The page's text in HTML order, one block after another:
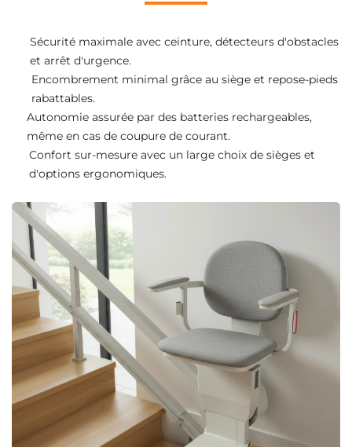
Sécurité maximale avec ceinture, détecteurs d'obstacles
et arrêt d'urgence.
Encombrement minimal grâce au siège et repose-pieds
rabattables.
Autonomie assurée par des batteries rechargeables,
même en cas de coupure de courant.
Confort sur-mesure avec un large choix de sièges et
d'options ergonomiques.